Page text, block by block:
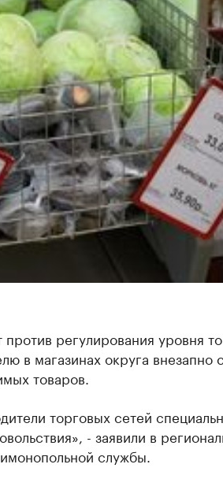
регулирования уровня
в магазинах округа внезапно
товаров.
торговых сетей
- заявили в
службы.